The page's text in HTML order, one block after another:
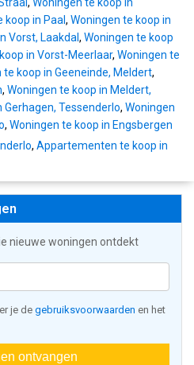
, Woningen te koop in
koop in Paal, Woningen te koop in
Vorst, Laakdal, Woningen te koop
in Vorst-Meerlaar, Woningen te
te koop in Geeneinde, Meldert,
, Woningen te koop in Meldert,
Gerhagen, Tessenderlo, Woningen
, Woningen te koop in Engsbergen
, Appartementen te koop in
nieuwe woningen ontdekt
je de gebruiksvoorwaarden en het
ontvangen